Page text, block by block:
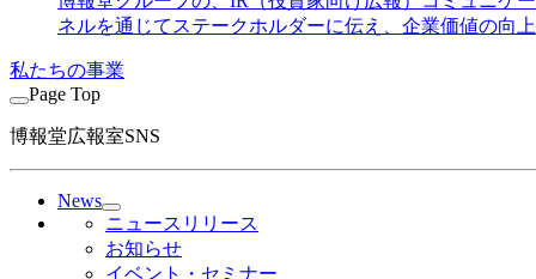
ネルを通じてステークホルダーに伝え、企業価値の向上
私たちの事業
Page Top
博報堂広報室SNS
News
ニュースリリース
お知らせ
イベント・セミナー